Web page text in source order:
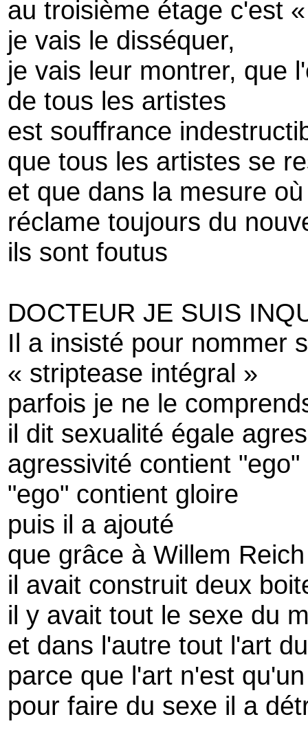
au troisième étage c'est
je vais le disséquer,
je vais leur montrer, que
de tous les artistes
est souffrance
que tous les artistes se
et que dans la mesure
réclame toujours du
ils sont foutus
DOCTEUR JE SUIS
Il a insisté pour nommer
« striptease intégral »
parfois je ne le
il dit sexualité égale
agressivité contient "ego"
"ego" contient gloire
puis il a ajouté
que grâce à Willem Reich
il avait construit deux
il y avait tout le sexe du
et dans l'autre tout l'art
parce que l'art n'est
pour faire du sexe il a